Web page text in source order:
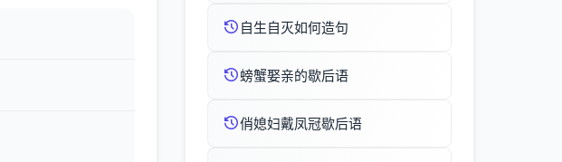
自生自灭如何造句
螃蟹娶亲的歇后语
俏媳妇戴凤冠歇后语